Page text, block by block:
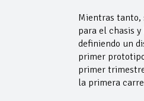
Mientras tanto,
para el chasis
definiendo un
primer
primer
la primera